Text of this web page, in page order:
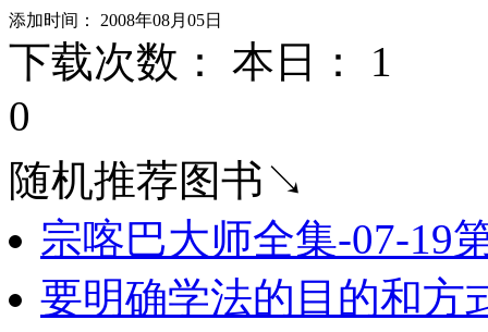
添加时间： 2008年08月05日
下载次数： 本日： 1
0
随机推荐图书↘
宗喀巴大师全集-07-19
要明确学法的目的和方